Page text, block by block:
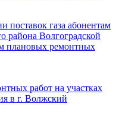
поставок газа абонентам
района Волгоградской
плановых ремонтных
работ на участках
в г. Волжский